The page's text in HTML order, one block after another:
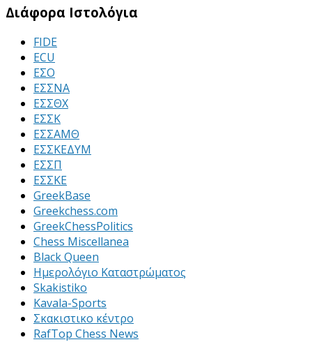
Διάφορα Ιστολόγια
FIDE
ECU
ΕΣΟ
ΕΣΣΝΑ
ΕΣΣΘΧ
ΕΣΣΚ
ΕΣΣΑΜΘ
ΕΣΣΚΕΔΥΜ
ΕΣΣΠ
ΕΣΣΚΕ
GreekBase
Greekchess.com
GreekChessPolitics
Chess Miscellanea
Black Queen
Ημερολόγιο Καταστρώματος
Skakistiko
Kavala-Sports
Σκακιστικο κέντρο
RafTop Chess News